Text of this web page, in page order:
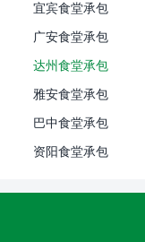
宜宾食堂承包
广安食堂承包
达州食堂承包
雅安食堂承包
巴中食堂承包
资阳食堂承包